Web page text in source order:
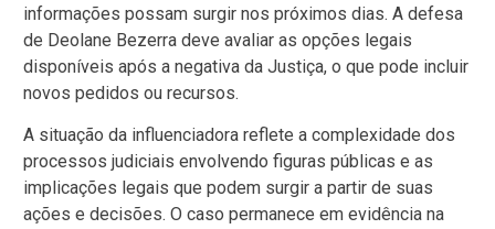
informações possam surgir nos próximos dias. A defesa
de Deolane Bezerra deve avaliar as opções legais
disponíveis após a negativa da Justiça, o que pode incluir
novos pedidos ou recursos.
A situação da influenciadora reflete a complexidade dos
processos judiciais envolvendo figuras públicas e as
implicações legais que podem surgir a partir de suas
ações e decisões. O caso permanece em evidência na